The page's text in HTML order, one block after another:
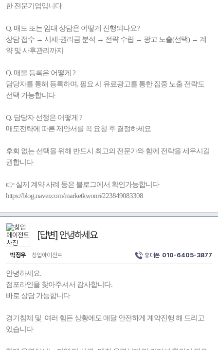
한 전문기업입니다
Q. 매도 또는 임대 상담은 어떻게 진행되나요?
상담 접수 → 시세·권리금 분석 → 전략 수립 → 광고 노출(선택) → 계
약 및 사후관리까지
Q. 매물 등록은 어떻게 ?
담당자를 통해 등록하며, 필요 시 유료광고를 통한 집중 노출 전략도
선택 가능합니다
Q. 담당자 선정은 어떻게 ?
매도전략에 따른 제안서를 꼭 요청 후 결정하세요
후회 없는 선택을 위해 반드시 최고의 전문가와 함께 전략을 세우시길
권합니다
👉 실제 계약 사례 등은 블로그에서 확인가능합니다
https://blog.naver.com/marketkwonri/223849083308
[답변] 안녕하세요
박정우 창업에이전트 휴대폰 010-6405-3877
안녕하세요.
점포라인을 찾아주셔서 감사합니다.
바로 상담 가능합니다
경기침체 및 여러 힘든 상황에도 매달 안전하게 계약진행 해 드리고
있습니다